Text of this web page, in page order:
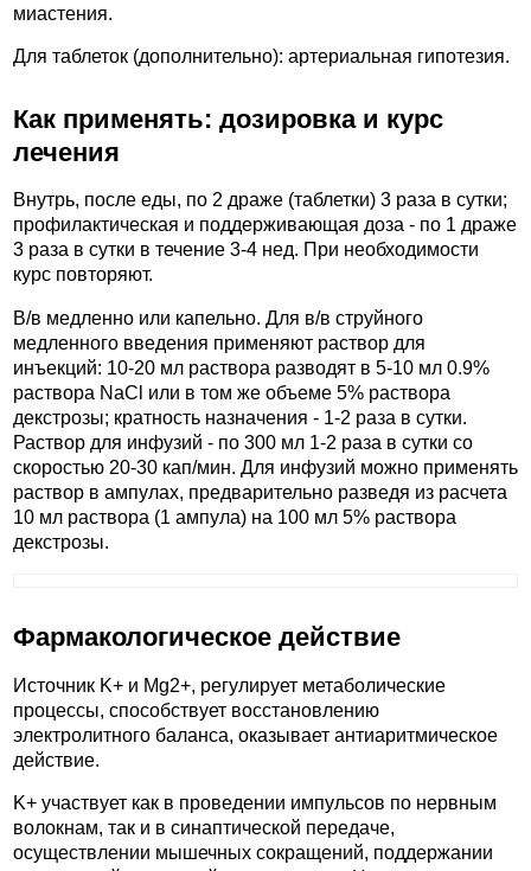
миастения.
Для таблеток (дополнительно): артериальная гипотезия.
Как применять: дозировка и курс
лечения
Внутрь, после еды, по 2 драже (таблетки) 3 раза в сутки;
профилактическая и поддерживающая доза - по 1 драже
3 раза в сутки в течение 3-4 нед. При необходимости
курс повторяют.
В/в медленно или капельно. Для в/в струйного
медленного введения применяют раствор для
инъекций: 10-20 мл раствора разводят в 5-10 мл 0.9%
раствора NaCl или в том же объеме 5% раствора
декстрозы; кратность назначения - 1-2 раза в сутки.
Раствор для инфузий - по 300 мл 1-2 раза в сутки со
скоростью 20-30 кап/мин. Для инфузий можно применять
раствор в ампулах, предварительно разведя из расчета
10 мл раствора (1 ампула) на 100 мл 5% раствора
декстрозы.
Фармакологическое действие
Источник K+ и Mg2+, регулирует метаболические
процессы, способствует восстановлению
электролитного баланса, оказывает антиаритмическое
действие.
K+ участвует как в проведении импульсов по нервным
волокнам, так и в синаптической передаче,
осуществлении мышечных сокращений, поддержании